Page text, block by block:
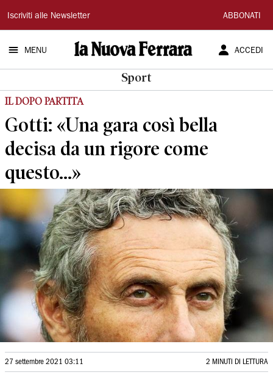
La
Nuova
Ferrara
Iscriviti alle Newsletter ABBONATI
MENU ACCEDI
Sport
IL DOPO PARTITA
Gotti: «Una gara così bella
decisa da un rigore come
questo...»
27 settembre 2021 03:11 2 MINUTI DI LETTURA